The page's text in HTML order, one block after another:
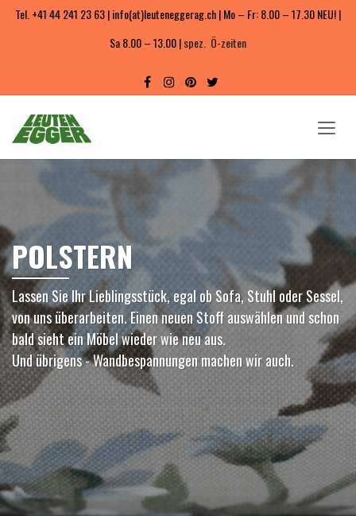
Tel. +41 44 241 23 63 | info(at)leuteneggerag.ch | Mo – Fr: 8.00 – 17.30 NEU! |
Sa 8.00 – 13.00 |spez. Ö-zeiten
POLSTERN
Lassen Sie Ihr Lieblingsstück, egal ob Sofa, Stuhl oder Sessel,
von uns überarbeiten. Einen neuen Stoff auswählen und schon
bald sieht ein Möbel wieder wie neu aus.
Und übrigens - Wandbespannungen machen wir auch.